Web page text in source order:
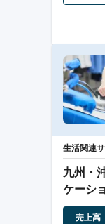
生活関連
九州・
ケーシ
事業譲
売上高